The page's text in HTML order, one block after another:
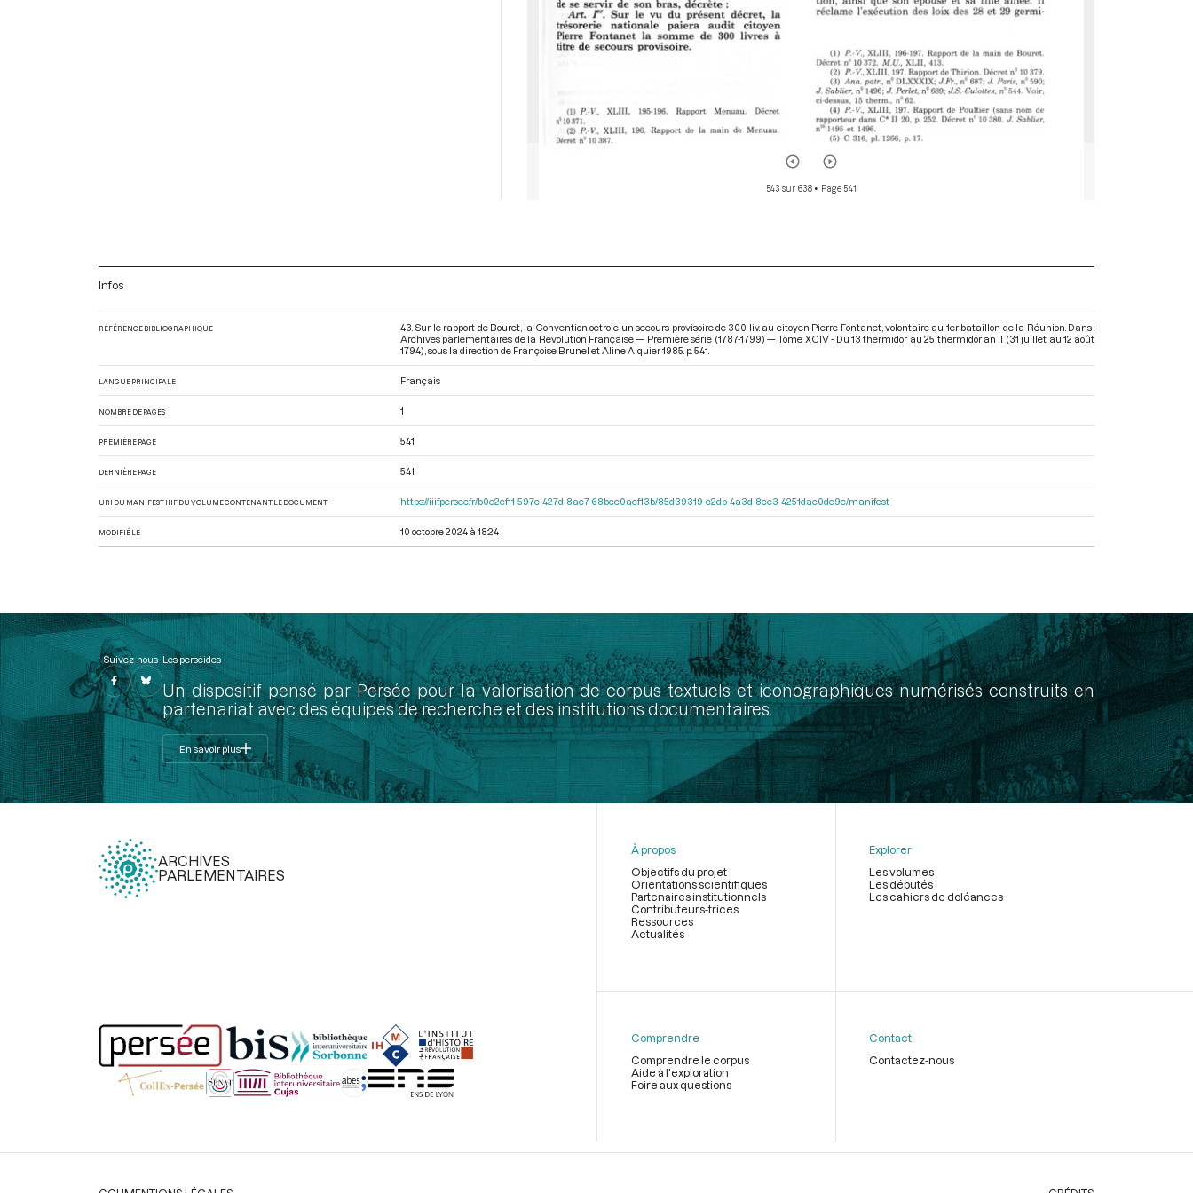
543 sur 638• Page 541
Infos
RÉFÉRENCE BIBLIOGRAPHIQUE
43. Sur le rapport de Bouret, la Convention octroie un secours provisoire de 300 liv. au citoyen Pierre Fontanet, volontaire au 1er bataillon de la Réunion. Dans :
Archives parlementaires de la Révolution Française — Première série (1787-1799) — Tome XCIV - Du 13 thermidor au 25 thermidor an II (31 juillet au 12 août
1794) , sous la direction de Françoise Brunel et Aline Alquier. 1985. p. 541.
LANGUE PRINCIPALE Français
NOMBRE DE PAGES 1
PREMIÈRE PAGE 541
DERNIÈRE PAGE 541
URI DU MANIFEST IIIF DU VOLUME CONTENANT LE DOCUMENT https://iiif.persee.fr/b0e2cf11-597c-427d-8ac7-68bcc0acf13b/85d39319-c2db-4a3d-8ce3-4251dac0dc9e/manifest
MODIFIÉ LE 10 octobre 2024 à 18:24
Suivez-nous Les perséides
Un dispositif pensé par Persée pour la valorisation de corpus textuels et iconographiques numérisés construits en
partenariat avec des équipes de recherche et des institutions documentaires.
En savoir plus
ARCHIVES
PARLEMENTAIRES
page
À propos
Objectifs du projet
Orientations scientifiques
Partenaires institutionnels
Contributeurs-trices
Ressources
Actualités
Explorer
Les volumes
Les députés
Les cahiers de doléances
Comprendre
Comprendre le corpus
Aide à l'exploration
Foire aux questions
Contact
Contactez-nous
Légal